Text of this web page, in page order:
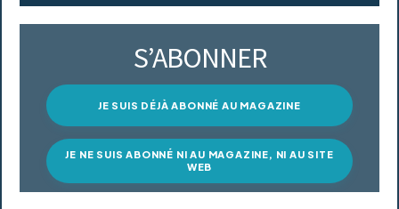
S’ABONNER
JE SUIS DÉJÀ ABONNÉ AU MAGAZINE
JE NE SUIS ABONNÉ NI AU MAGAZINE, NI AU SITE
WEB